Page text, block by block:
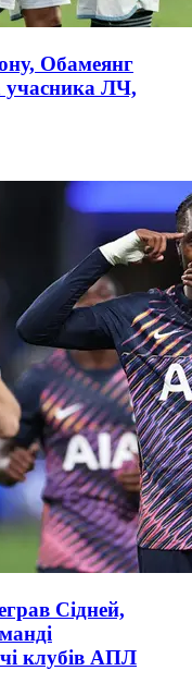
Обамеянг
учасника ЛЧ,
Сідней,
клубів АПЛ